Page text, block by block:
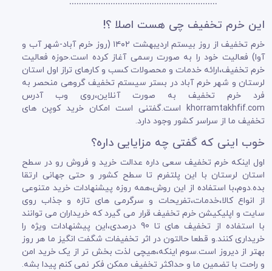
این خرم تخفیف چی هست اصلا ؟!
خرم تخفیف از روز بیستم اردیبهشت ۱۴۰۲ (روز خرم آباد-شهر آب و
آوا) فعالیت خود را به صورت رسمی آغاز کرده است.حوزه فعالیت
خرم تخفیف،ارائه خدمات و محصولات کسب و کارهای تراز اول استان
لرستان و شهر خرم آباد در بستر سیستم تخفیف گروهی منحصر به
فرد خرم تخفیف به صورت آنلاین،روی وب آدرس
khorramtakhfif.com است.گفتنی است امکان خرید کوپن های
تخفیف ما از سراسر کشور وجود دارد.
خوب اینی که گفتی چه مزایایی داره؟
اول اینکه خرم تخفیف سعی داره عدالت خرید و فروش رو در سطح
استان لرستان با این پلتفرم تا سطح کشور و حتی جهانی ارتقا
بده.دوم،با استفاده از این روش،همه روزه پیشنهادات خرید متنوعی
از انواع کالا،خدمات،تفریحات و سرگرمی های تازه و جذاب روی
سایت و اپلیکیشن خرم تخفیف قرار می گیرد که خریداران می توانند
با استفاده از تخفیف های تا 90 درصدی،این پیشنهادات ویژه را
خریداری کنند.و قطعا حالتون در اثر تخفیفات شگفت انگیز ما هر روز
بهتر از دیروز است.سوم اینکه،هیچی لذت بخش تر از یک خرید امن
و راحت با تضمین ما و حداکثر تخفیف ممکن فکر نمی کنم پیدا بشه.